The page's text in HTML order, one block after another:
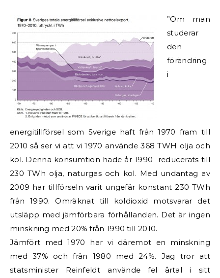
”Om man
studerar
den
förändring
i
energitillförsel som Sverige haft från 1970 fram till
2010 så ser vi att vi 1970 använde 368 TWH olja och
kol. Denna konsumtion hade år 1990 reducerats till
230 TWh olja, naturgas och kol. Med undantag av
2009 har tillförseln varit ungefär konstant 230 TWh
från 1990. Omräknat till koldioxid motsvarar det
utsläpp med jämförbara förhållanden. Det är ingen
minskning med 20% från 1990 till 2010.
Jämfört med 1970 har vi däremot en minskning
med 37% och från 1980 med 24%. Jag tror att
statsminister Reinfeldt använde fel årtal i sitt